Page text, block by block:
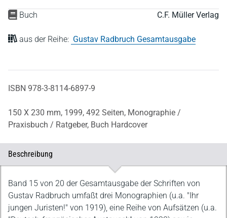
Buch C.F. Müller Verlag
aus der Reihe: Gustav Radbruch Gesamtausgabe
ISBN 978-3-8114-6897-9
150 X 230 mm, 1999, 492 Seiten, Monographie /
Praxisbuch / Ratgeber, Buch Hardcover
Beschreibung
Beschreibung
Band 15 von 20 der Gesamtausgabe der Schriften von
Gustav Radbruch umfaßt drei Monographien (u.a. "Ihr
jungen Juristen!" von 1919), eine Reihe von Aufsätzen (u.a.